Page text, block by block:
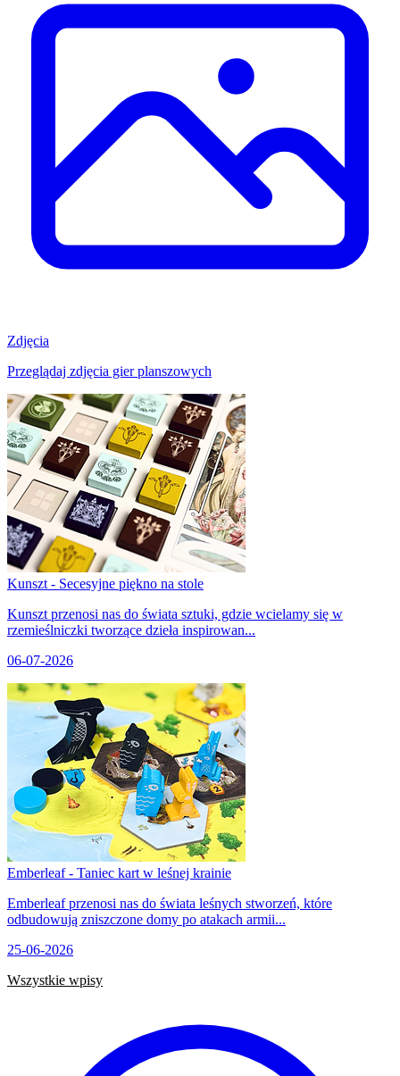
Zdjęcia
Przeglądaj zdjęcia gier planszowych
Kunszt - Secesyjne piękno na stole
Kunszt przenosi nas do świata sztuki, gdzie wcielamy się w
rzemieślniczki tworzące dzieła inspirowan...
06-07-2026
Emberleaf - Taniec kart w leśnej krainie
Emberleaf przenosi nas do świata leśnych stworzeń, które
odbudowują zniszczone domy po atakach armii...
25-06-2026
Wszystkie wpisy